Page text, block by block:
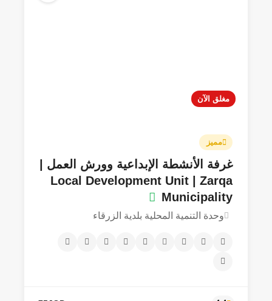
مغلق الآن
مميز
غرفة الأنشطة الإبداعية وورش العمل |
Local Development Unit | Zarqa
Municipality
وحدة التنمية المحلية بلدية الزرقاء